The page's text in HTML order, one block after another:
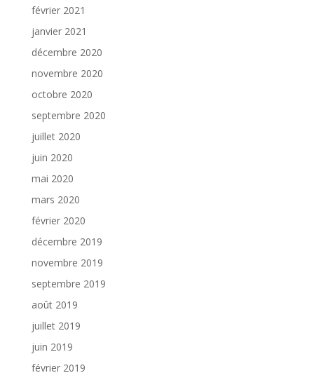
février 2021
janvier 2021
décembre 2020
novembre 2020
octobre 2020
septembre 2020
juillet 2020
juin 2020
mai 2020
mars 2020
février 2020
décembre 2019
novembre 2019
septembre 2019
août 2019
juillet 2019
juin 2019
février 2019